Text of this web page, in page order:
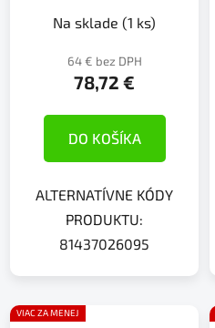
Na sklade (1 ks)
64 € bez DPH
78,72 €
DO KOŠÍKA
ALTERNATÍVNE KÓDY
PRODUKTU:
81437026095
VIAC ZA MENEJ